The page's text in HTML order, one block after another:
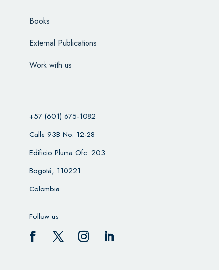
Books
External Publications
Work with us
+57 (601) 675-1082
Calle 93B No. 12-28
Edificio Pluma Ofc. 203
Bogotá, 110221
Colombia
Follow us